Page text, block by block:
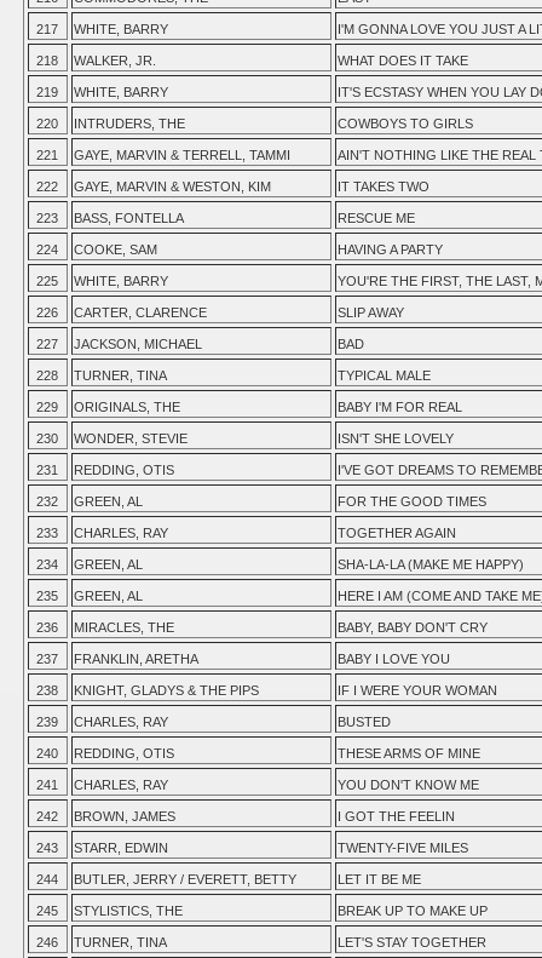
217 WHITE, BARRY I'M GONNA LOVE YOU JUST A
218 WALKER, JR. WHAT DOES IT TAKE
219 WHITE, BARRY IT'S ECSTASY WHEN YOU LAY
220 INTRUDERS, THE COWBOYS TO GIRLS
221 GAYE, MARVIN & TERRELL, TAMMI AIN'T NOTHING LIKE THE REAL
222 GAYE, MARVIN & WESTON, KIM IT TAKES TWO
223 BASS, FONTELLA RESCUE ME
224 COOKE, SAM HAVING A PARTY
225 WHITE, BARRY YOU'RE THE FIRST, THE LAST,
226 CARTER, CLARENCE SLIP AWAY
227 JACKSON, MICHAEL BAD
228 TURNER, TINA TYPICAL MALE
229 ORIGINALS, THE BABY I'M FOR REAL
230 WONDER, STEVIE ISN'T SHE LOVELY
231 REDDING, OTIS I'VE GOT DREAMS TO
232 GREEN, AL FOR THE GOOD TIMES
233 CHARLES, RAY TOGETHER AGAIN
234 GREEN, AL SHA-LA-LA (MAKE ME HAPPY)
235 GREEN, AL HERE I AM (COME AND TAKE
236 MIRACLES, THE BABY, BABY DON'T CRY
237 FRANKLIN, ARETHA BABY I LOVE YOU
238 KNIGHT, GLADYS & THE PIPS IF I WERE YOUR WOMAN
239 CHARLES, RAY BUSTED
240 REDDING, OTIS THESE ARMS OF MINE
241 CHARLES, RAY YOU DON'T KNOW ME
242 BROWN, JAMES I GOT THE FEELIN
243 STARR, EDWIN TWENTY-FIVE MILES
244 BUTLER, JERRY / EVERETT, BETTY LET IT BE ME
245 STYLISTICS, THE BREAK UP TO MAKE UP
246 TURNER, TINA LET'S STAY TOGETHER